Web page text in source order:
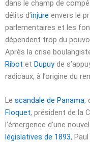
dans le champ de
délits d’injure envers le
parlementaires et les
dépendent trop du
Après la crise
Ribot et Dupuy de
radicaux, à l’origine du
Le scandale de Panama,
Floquet, président de la
l’émergence d’une
législatives de 1893,